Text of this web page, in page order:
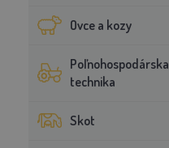
Ovce a kozy
Poľnohospodárska
technika
Skot